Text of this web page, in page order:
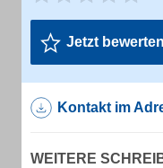
Jetzt bewerten
Kontakt im
WEITERE